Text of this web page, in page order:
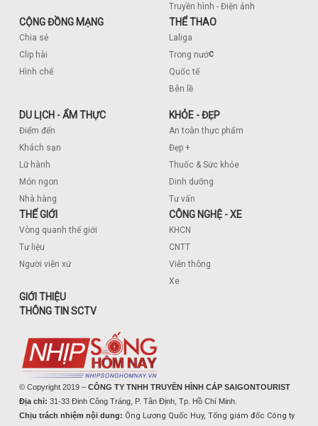
Truyền hình - Điện ảnh
CỘNG ĐỒNG MẠNG
Chia sẻ
Clip hài
Hình chế
THỂ THAO
Laliga
Trong nước
Quốc tế
Bên lề
DU LỊCH - ẨM THỰC
Điểm đến
Khách sạn
Lữ hành
Món ngon
Nhà hàng
KHỎE - ĐẸP
An toàn thực phẩm
Đẹp +
Thuốc & Sức khỏe
Dinh dưỡng
Tư vấn
THẾ GIỚI
Vòng quanh thế giới
Tư liệu
Người viễn xứ
CÔNG NGHỆ - XE
KHCN
CNTT
Viễn thông
Xe
GIỚI THIỆU
THÔNG TIN SCTV
© Copyright 2019 – CÔNG TY TNHH TRUYỀN HÌNH CÁP SAIGONTOURIST
Địa chỉ: 31-33 Đinh Công Tráng, P. Tân Định, Tp. Hồ Chí Minh.
Chịu trách nhiệm nội dung: Ông Lương Quốc Huy, Tổng giám đốc Công ty